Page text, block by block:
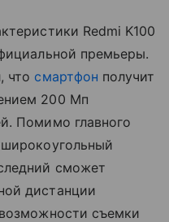
Redmi K100
премьеры.
что смартфон получит
200 Мп
Помимо главного
сможет
дистанции
съемки